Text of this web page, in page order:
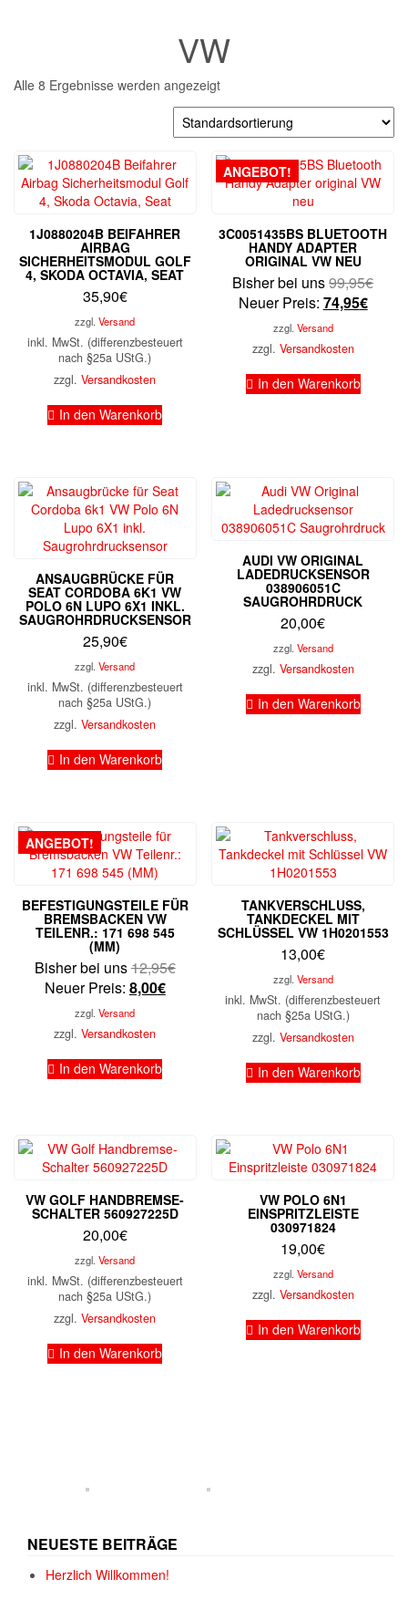
VW
Alle 8 Ergebnisse werden angezeigt
1J0880204B BEIFAHRER
AIRBAG
SICHERHEITSMODUL GOLF
4, SKODA OCTAVIA, SEAT
35,90€
zzgl.Versand
inkl. MwSt. (differenzbesteuert
nach §25a UStG.)
zzgl.Versandkosten
In den Warenkorb
ANGEBOT!
3C0051435BS BLUETOOTH
HANDY ADAPTER
ORIGINAL VW NEU
Bisher bei uns99,95€
Neuer Preis: 74,95€
zzgl. Versand
zzgl. Versandkosten
In den Warenkorb
ANSAUGBRÜCKE FÜR
SEAT CORDOBA 6K1 VW
POLO 6N LUPO 6X1 INKL.
SAUGROHRDRUCKSENSOR
25,90€
zzgl.Versand
inkl. MwSt. (differenzbesteuert
nach §25a UStG.)
zzgl.Versandkosten
In den Warenkorb
AUDI VW ORIGINAL
LADEDRUCKSENSOR
038906051C
SAUGROHRDRUCK
20,00€
zzgl. Versand
zzgl. Versandkosten
In den Warenkorb
ANGEBOT!
BEFESTIGUNGSTEILE FÜR
BREMSBACKEN VW
TEILENR.: 171 698 545
(MM)
Bisher bei uns12,95€Ursprünglicher
Neuer Preis: 8,00€Aktueller
zzgl.Versand
zzgl.Versandkosten
In den Warenkorb
TANKVERSCHLUSS,
TANKDECKEL MIT
SCHLÜSSEL VW 1H0201553
13,00€
zzgl. Versand
inkl. MwSt. (differenzbesteuert
nach §25a UStG.)
zzgl. Versandkosten
In den Warenkorb
VW GOLF HANDBREMSE-
SCHALTER 560927225D
20,00€
zzgl.Versand
inkl. MwSt. (differenzbesteuert
nach §25a UStG.)
zzgl.Versandkosten
In den Warenkorb
VW POLO 6N1
EINSPRITZLEISTE
030971824
19,00€
zzgl. Versand
zzgl. Versandkosten
In den Warenkorb
NEUESTE BEITRÄGE
Herzlich Willkommen!